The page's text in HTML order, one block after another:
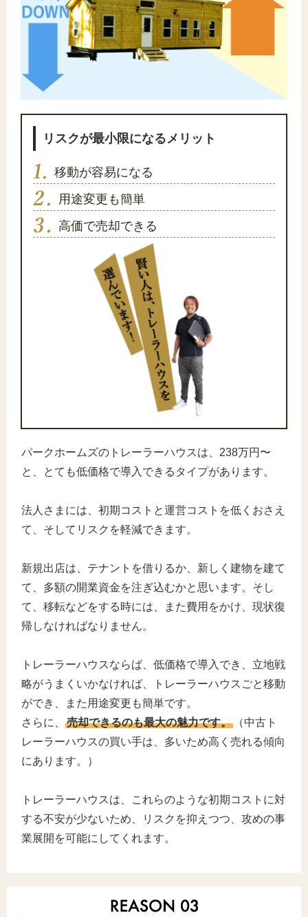
リスクが最小限になるメリット
移動が容易になる
用途変更も簡単
高価で売却できる
パークホームズのトレーラーハウスは、238万円〜
と、とても低価格で導入できるタイプがあります。
法人さまには、初期コストと運営コストを低くおさえ
て、そしてリスクを軽減できます。
新規出店は、テナントを借りるか、新しく建物を建て
て、多額の開業資金を注ぎ込むかと思います。そし
て、移転などをする時には、また費用をかけ、現状復
帰しなければなりません。
トレーラーハウスならば、低価格で導入でき、立地戦
略がうまくいかなければ、トレーラーハウスごと移動
ができ、また用途変更も簡単です。
さらに、
売却できるのも最大の魅力です。
（中古ト
レーラーハウスの買い手は、多いため高く売れる傾向
にあります。）
トレーラーハウスは、これらのような初期コストに対
する不安が少ないため、リスクを抑えつつ、攻めの事
業展開を可能にしてくれます。